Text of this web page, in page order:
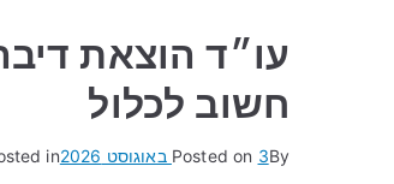
עו״ד הוצאת
חשוב לכלול
By
Posted on 3 באוגוסט 2026 in